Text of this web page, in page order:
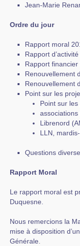
Jean-Marie
Ordre du jour
Rapport moral
Rapport
Rapport financier
Renouvellement
Renouvellement
Point sur les
Point sur
associations
Librenord
LLN,
Questions
Rapport Moral
Le rapport moral est
Duquesne.
Nous remercions la
mise à disposition
Générale.